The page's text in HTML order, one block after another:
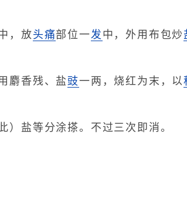
，放头痛部位一发 中，外用布包炒
麝香残、盐豉一两，烧红为末，以
）盐等分涂搽。不过三次即消。